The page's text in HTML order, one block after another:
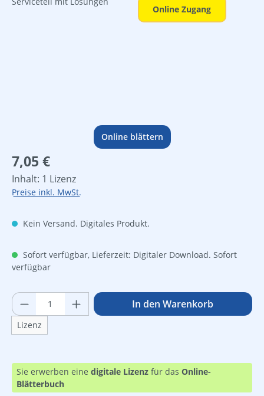
Online Zugang
Online blättern
Regulärer Preis:
7,05 €
Inhalt: 1 Lizenz
Preise inkl. MwSt.
Kein Versand. Digitales Produkt.
Sofort verfügbar, Lieferzeit: Digitaler Download. Sofort
verfügbar
Produkt Anzahl: Gib den gewünschten
Lizenz
In den Warenkorb
Sie erwerben eine digitale Lizenz für das Online-
Blätterbuch